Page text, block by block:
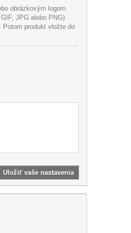
obrázkovým logom.
JPG alebo PNG)
produkt vložte do
Uložiť vaše nastavenia